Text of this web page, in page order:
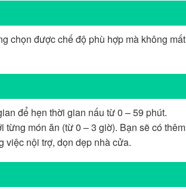
chọn được chế độ phù hợp mà không mất
để hẹn thời gian nấu từ 0 – 59 phút.
món ăn (từ 0 – 3 giờ). Bạn sẽ có thêm
việc nội trợ, dọn dẹp nhà cửa.